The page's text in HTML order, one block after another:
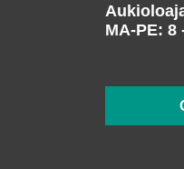
MA-PE: 8